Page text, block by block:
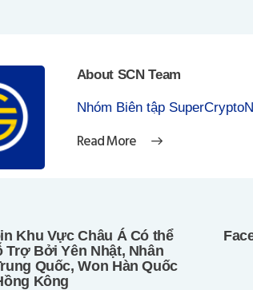
About SCN Team
Nhóm Biên tập
Read More
Khu Vực Châu Á Có thể
Bởi Yên Nhật, Nhân
Quốc, Won Hàn Quốc
Kông